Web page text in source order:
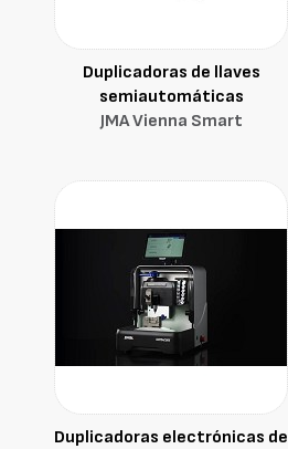
Duplicadoras de llaves
semiautomáticas
JMA Vienna Smart
Duplicadoras electrónicas de